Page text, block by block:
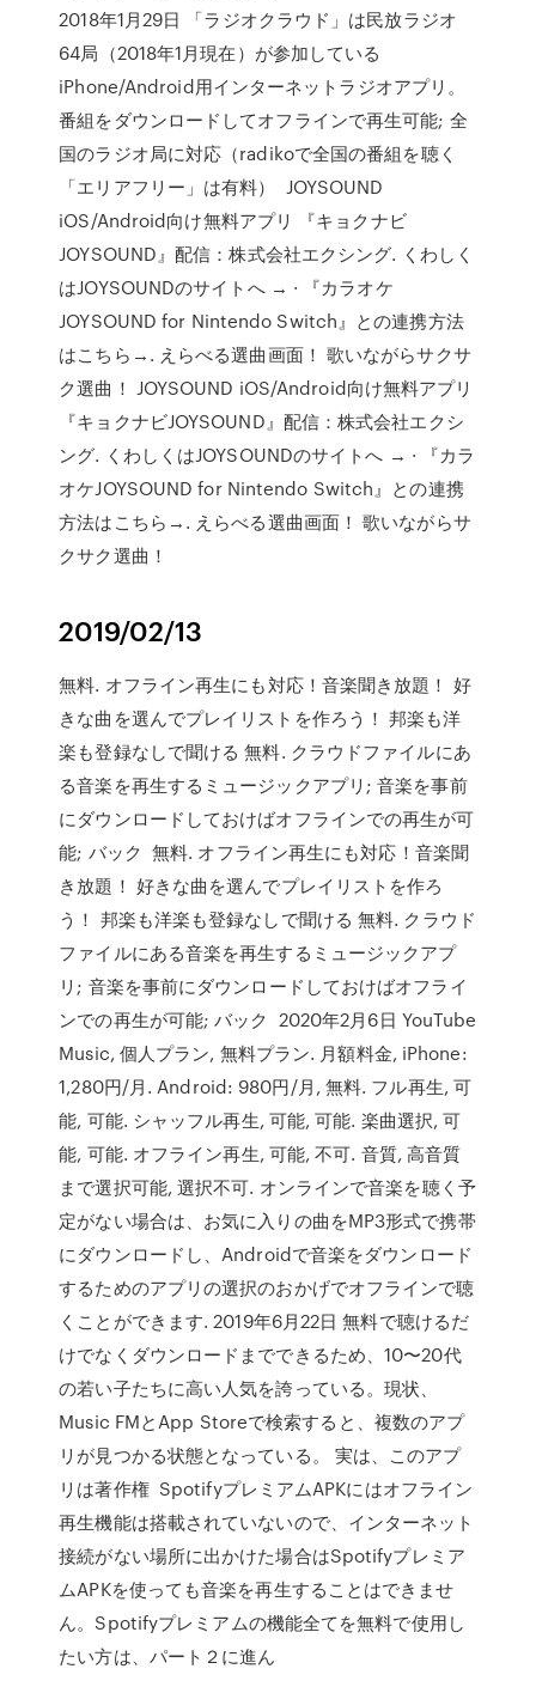
2018年1月29日 「ラジオクラウド」は民放ラジオ
64局（2018年1月現在）が参加している
iPhone/Android用インターネットラジオアプリ。
番組をダウンロードしてオフラインで再生可能; 全
国のラジオ局に対応（radikoで全国の番組を聴く
「エリアフリー」は有料） JOYSOUND
iOS/Android向け無料アプリ 『キョクナビ
JOYSOUND』配信：株式会社エクシング. くわしく
はJOYSOUNDのサイトへ → · 『カラオケ
JOYSOUND for Nintendo Switch』との連携方法
はこちら→. えらべる選曲画面！ 歌いながらサクサ
ク選曲！ JOYSOUND iOS/Android向け無料アプリ
『キョクナビJOYSOUND』配信：株式会社エクシ
ング. くわしくはJOYSOUNDのサイトへ → · 『カラ
オケJOYSOUND for Nintendo Switch』との連携
方法はこちら→. えらべる選曲画面！ 歌いながらサ
クサク選曲！
2019/02/13
無料. オフライン再生にも対応！音楽聞き放題！ 好
きな曲を選んでプレイリストを作ろう！ 邦楽も洋
楽も登録なしで聞ける 無料. クラウドファイルにあ
る音楽を再生するミュージックアプリ; 音楽を事前
にダウンロードしておけばオフラインでの再生が可
能; バック 無料. オフライン再生にも対応！音楽聞
き放題！ 好きな曲を選んでプレイリストを作ろ
う！ 邦楽も洋楽も登録なしで聞ける 無料. クラウド
ファイルにある音楽を再生するミュージックアプ
リ; 音楽を事前にダウンロードしておけばオフライ
ンでの再生が可能; バック 2020年2月6日 YouTube
Music, 個人プラン, 無料プラン. 月額料金, iPhone:
1,280円/月. Android: 980円/月, 無料. フル再生, 可
能, 可能. シャッフル再生, 可能, 可能. 楽曲選択, 可
能, 可能. オフライン再生, 可能, 不可. 音質, 高音質
まで選択可能, 選択不可. オンラインで音楽を聴く予
定がない場合は、お気に入りの曲をMP3形式で携帯
にダウンロードし、Androidで音楽をダウンロード
するためのアプリの選択のおかげでオフラインで聴
くことができます. 2019年6月22日 無料で聴けるだ
けでなくダウンロードまでできるため、10〜20代
の若い子たちに高い人気を誇っている。現状、
Music FMとApp Storeで検索すると、複数のアプ
リが見つかる状態となっている。 実は、このアプ
リは著作権 SpotifyプレミアムAPKにはオフライン
再生機能は搭載されていないので、インターネット
接続がない場所に出かけた場合はSpotifyプレミア
ムAPKを使っても音楽を再生することはできませ
ん。Spotifyプレミアムの機能全てを無料で使用し
たい方は、パート２に進ん